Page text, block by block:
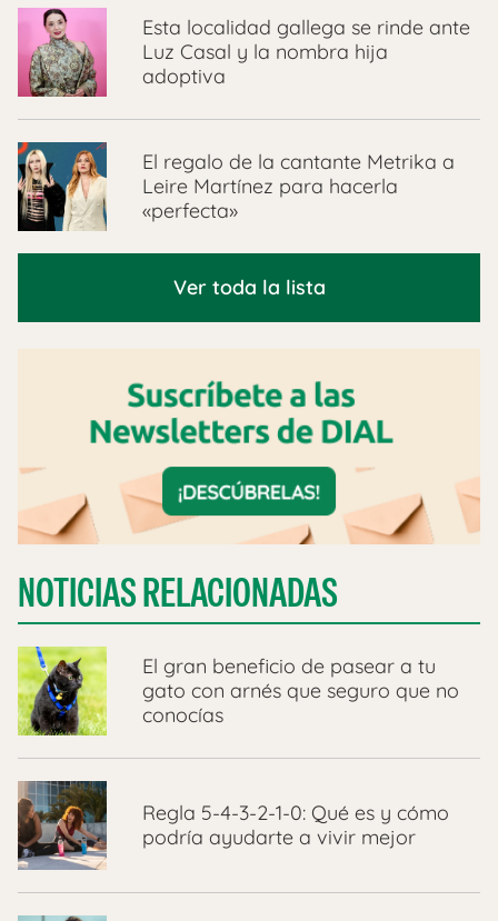
Esta localidad gallega se rinde ante
Luz Casal y la nombra hija
adoptiva
El regalo de la cantante Metrika a
Leire Martínez para hacerla
«perfecta»
Ver toda la lista
NOTICIAS RELACIONADAS
​El gran beneficio de pasear a tu
gato con arnés que seguro que no
conocías
Regla 5-4-3-2-1-0: Qué es y cómo
podría ayudarte a vivir mejor